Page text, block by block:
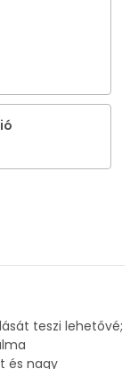
teszi lehetővé;
és nagy